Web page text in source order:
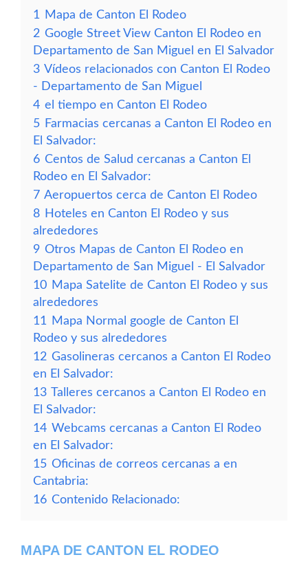
1
Mapa de Canton El Rodeo
2 Google Street View Canton El Rodeo en
Departamento de San Miguel en El Salvador
3 Vídeos relacionados con Canton El Rodeo
- Departamento de San Miguel
4 el tiempo en Canton El Rodeo
5 Farmacias cercanas a Canton El Rodeo en
El Salvador:
6 Centos de Salud cercanas a Canton El
Rodeo en El Salvador:
7 Aeropuertos cerca de Canton El Rodeo
8 Hoteles en Canton El Rodeo y sus
alrededores
9 Otros Mapas de Canton El Rodeo en
Departamento de San Miguel - El Salvador
10 Mapa Satelite de Canton El Rodeo y sus
alrededores
11
Mapa Normal google de Canton El
Rodeo y sus alrededores
12 Gasolineras cercanos a Canton El Rodeo
en El Salvador:
13 Talleres cercanos a Canton El Rodeo en
El Salvador:
14 Webcams cercanas a Canton El Rodeo
en El Salvador:
15 Oficinas de correos cercanas a en
Cantabria:
16 Contenido Relacionado:
MAPA DE CANTON EL RODEO